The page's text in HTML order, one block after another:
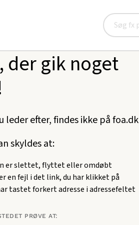
Søg
der gik noget
leder efter, findes ikke på foa.dk
skyldes at:
er slettet, flyttet eller omdøbt
en fejl i det link, du har klikket på
tastet forkert adresse i adressefeltet
PRØVE AT: